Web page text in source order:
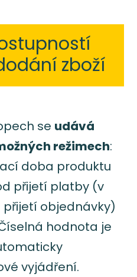
zboží
se udává
režimech:
doba produktu
přijetí platby (v
objednávky)
hodnota je
vyjádření.